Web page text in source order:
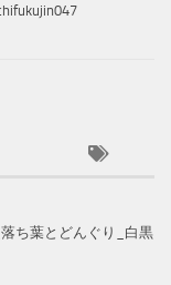
ち葉とどんぐり_白黒